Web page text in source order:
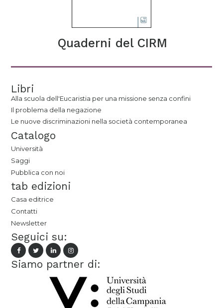
Quaderni del CIRM
Libri
Alla scuola dell'Eucaristia per una missione senza confini
Il problema della negazione
Le nuove discriminazioni nella società contemporanea
Catalogo
Università
Saggi
Pubblica con noi
tab edizioni
Casa editrice
Contatti
Newsletter
Seguici su:
Siamo partner di: